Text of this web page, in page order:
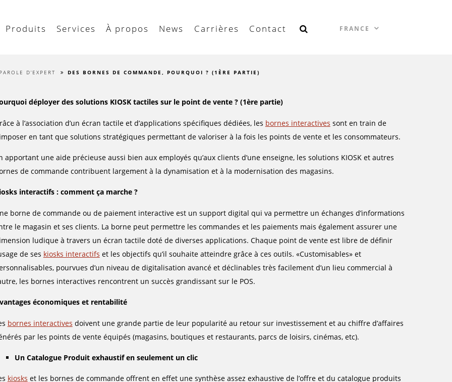
FRANCE
Produits Services À propos News Carrières Contact
PAROLE D’EXPERT DES BORNES DE COMMANDE, POURQUOI ? (1ÈRE PARTIE)
déployer des solutions KIOSK tactiles sur le point de vente ? (1ère partie)
à l’association d’un écran tactile et d’applications spécifiques dédiées, les bornes interactives sont en train de
en tant que solutions stratégiques permettant de valoriser à la fois les points de vente et les consommateurs.
apportant une aide précieuse aussi bien aux employés qu’aux clients d’une enseigne, les solutions KIOSK et autres
de commande contribuent largement à la dynamisation et à la modernisation des magasins.
interactifs: comment ça marche ?
borne de commande ou de paiement interactive est un support digital qui va permettre un échanges d’informations
le magasin et ses clients. La borne peut permettre les commandes et les paiements mais également assurer une
ludique à travers un écran tactile doté de diverses applications. Chaque point de vente est libre de définir
de ses kiosks interactifs et les objectifs qu’il souhaite atteindre grâce à ces outils. «Customisables» et
pourvues d’un niveau de digitalisation avancé et déclinables très facilement d’un lieu commercial à
les bornes interactives rencontrent un succès grandissant sur le POS.
économiques et rentabilité
bornes interactives doivent une grande partie de leur popularité au retour sur investissement et au chiffre d’affaires
par les points de vente équipés (magasins, boutiques et restaurants, parcs de loisirs, cinémas, etc).
Un Catalogue Produit exhaustif en seulement un clic
kiosks et les bornes de commande offrent en effet une synthèse assez exhaustive de l’offre et du catalogue produits